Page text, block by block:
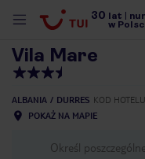
30 lat
w
Vila Mare
ALBANIA DURRES KOD HOTELU
POKAŻ NA MAPIE
Określ